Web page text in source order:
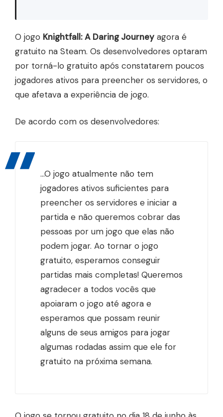
O jogo Knightfall: A Daring Journey agora é
gratuito na Steam. Os desenvolvedores optaram
por torná-lo gratuito após constatarem poucos
jogadores ativos para preencher os servidores, o
que afetava a experiência de jogo.
De acordo com os desenvolvedores:
...O jogo atualmente não tem
jogadores ativos suficientes para
preencher os servidores e iniciar a
partida e não queremos cobrar das
pessoas por um jogo que elas não
podem jogar. Ao tornar o jogo
gratuito, esperamos conseguir
partidas mais completas! Queremos
agradecer a todos vocês que
apoiaram o jogo até agora e
esperamos que possam reunir
alguns de seus amigos para jogar
algumas rodadas assim que ele for
gratuito na próxima semana.